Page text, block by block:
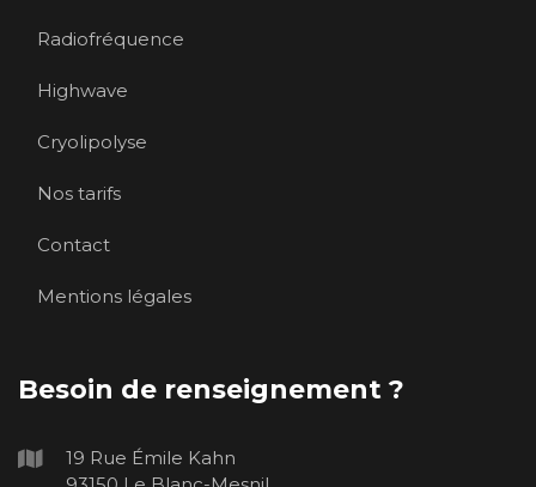
Radiofréquence
Highwave
Cryolipolyse
Nos tarifs
Contact
Mentions légales
Besoin de renseignement ?
19 Rue Émile Kahn